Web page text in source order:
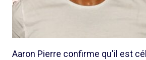
Aaron Pierre confirme qu'il est